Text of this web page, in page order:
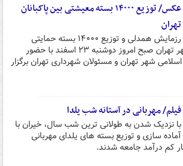
عکس/ توزیع ۱۴۰۰۰ بسته معیشتی بین پاکبانان
تهران
رزمایش همدلی و توزیع ۱۴۰۰۰ بسته حمایتی
معیشتی بین پاکبانان شهر تهران صبح امروز دوشنبه ۲۳ اسفند با حضور
شهر تهران و مسئولان شهرداری تهران برگزار
فیلم/ مهربانی در آستانه شب یلدا
با نزدیک شدن به طولانی ترین شب سال، خیران با
آماده سازی و توزیع بسته های یلدای مهربانی
کم درآمد جامعه شدند.